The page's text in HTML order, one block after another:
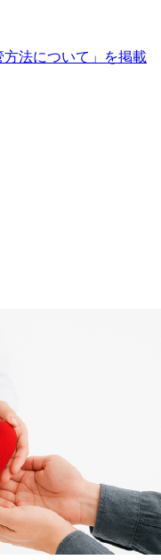
法について」を掲載